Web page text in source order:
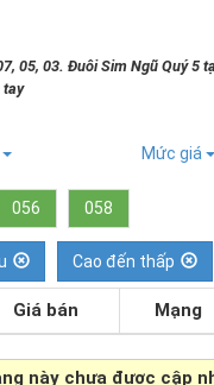
05, 03. Đuôi Sim Ngũ Quý 5
tay
Mức giá
056 058
Cao đến thấp
Giá bán Mạng
này chưa được cập